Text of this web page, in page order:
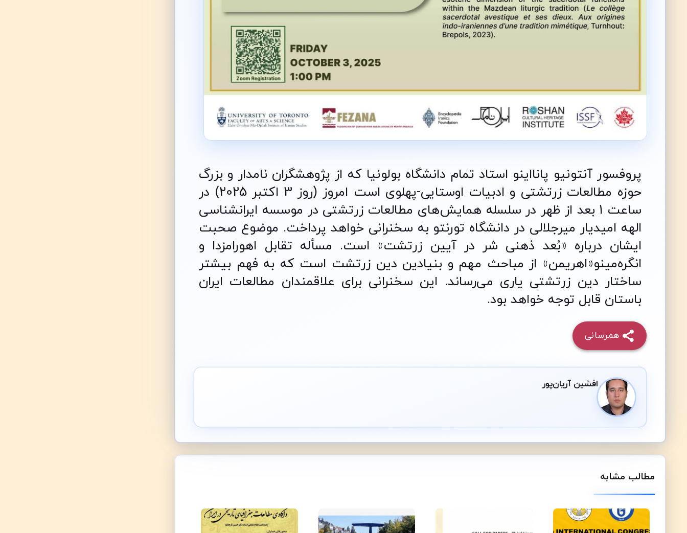
پروفسور آنتونیو پانااینو استاد تمام دانشگاه بولونیا که از پژوهشگران نامدار و بزرگ
حوزه مطالعات زرتشتی و ادبیات اوستایی-پهلوی است امروز (روز 3 اکتبر 2025) در
ساعت 1 بعد از ظهر در سلسله همایش‌های مطالعات زرتشتی در موسسه ایرانشناسی
الهه امیدیار میرجلالی در دانشگاه تورنتو به سخنرانی خواهد پرداخت. موضوع صحبت
ایشان درباره «بُعد ذهنی شر در آیین زرتشت» است. مسأله تقابل اهورامزدا و
انگره‌مینو«اهریمن» از مباحث مهم و بنیادین دین زرتشت است که به فهم بیشتر
ساختار دین زرتشتی یاری می‌رساند. این سخنرانی برای علاقمندان مطالعات ایران
باستان قابل توجه خواهد بود.
همرسانی
افشین آریان‌پور
مطالب مشابه